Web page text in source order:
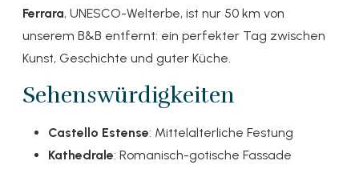
Ferrara, UNESCO-Welterbe, ist nur 50 km von
unserem B&B entfernt: ein perfekter Tag zwischen
Kunst, Geschichte und guter Küche.
Sehenswürdigkeiten
Castello Estense: Mittelalterliche Festung
Kathedrale: Romanisch-gotische Fassade